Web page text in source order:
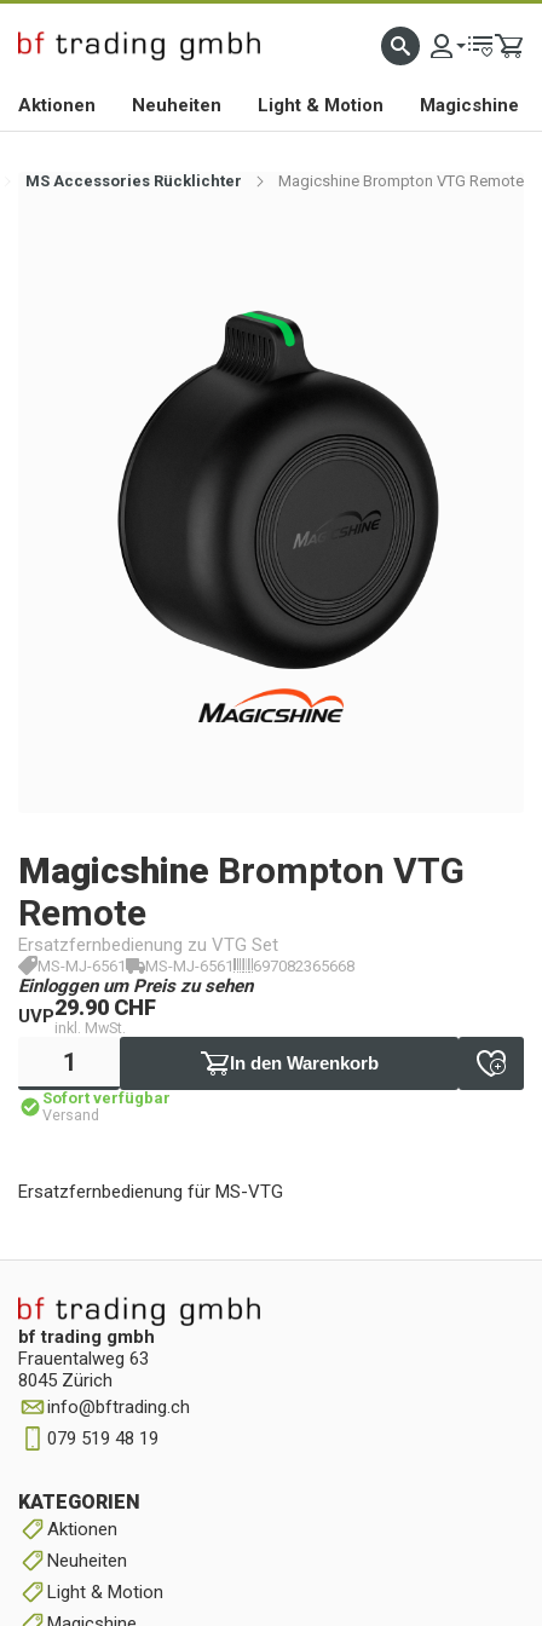
HOCHWERTIGES BIKEZUBEHÖR SEIT 2010
Aktionen Neuheiten Light & Motion Magicshine
MS Accessories Rücklichter Magicshine Brompton VTG Remote
Magicshine Brompton VTG
Remote
Ersatzfernbedienung zu VTG Set
MS-MJ-6561 MS-MJ-6561 697082365668
Einloggen um Preis zu sehen
UVP29.90 CHF
inkl. MwSt.
In den Warenkorb
Sofort verfügbar
Versand
Ersatzfernbedienung für MS-VTG
bf trading gmbh
Frauentalweg 63
8045 Zürich
info@bftrading.ch
079 519 48 19
KATEGORIEN
Aktionen
Neuheiten
Light & Motion